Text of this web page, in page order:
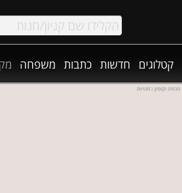
קטלוגים חדשות כתבות משפחה
הנחה וקופון בחנויות